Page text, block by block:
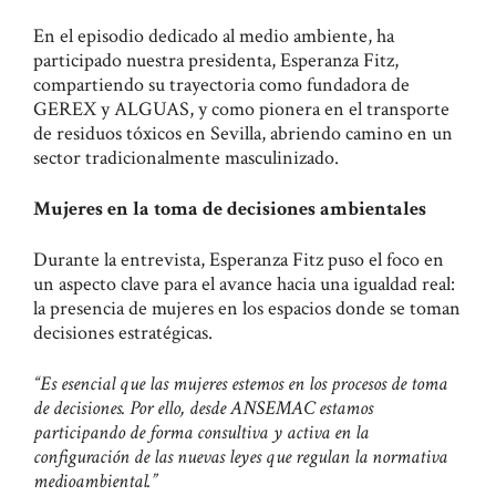
En el episodio dedicado al medio ambiente, ha
participado nuestra presidenta, Esperanza Fitz,
compartiendo su trayectoria como fundadora de
GEREX y ALGUAS, y como pionera en el transporte
de residuos tóxicos en Sevilla, abriendo camino en un
sector tradicionalmente masculinizado.
Mujeres en la toma de decisiones ambientales
Durante la entrevista, Esperanza Fitz puso el foco en
un aspecto clave para el avance hacia una igualdad real:
la presencia de mujeres en los espacios donde se toman
decisiones estratégicas.
“Es esencial que las mujeres estemos en los procesos de toma
de decisiones. Por ello, desde ANSEMAC estamos
participando de forma consultiva y activa en la
configuración de las nuevas leyes que regulan la normativa
medioambiental.”